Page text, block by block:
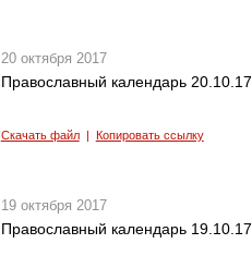
20 октября 2017
Православный календарь 20.10.17
Скачать файл| Копировать ссылку
19 октября 2017
Православный календарь 19.10.17